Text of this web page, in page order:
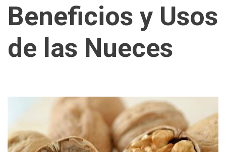
Beneficios y Usos
de las Nueces